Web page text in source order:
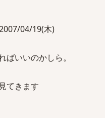
04/19(木)
いいのかしら。
てきます